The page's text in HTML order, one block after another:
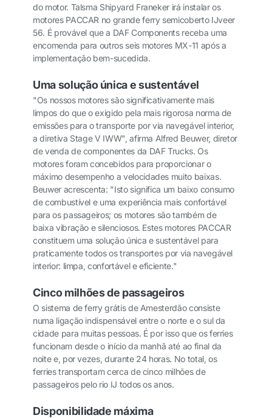
do motor. Talsma Shipyard Franeker irá instalar os
motores PACCAR no grande ferry semicoberto IJveer
56. É provável que a DAF Components receba uma
encomenda para outros seis motores MX-11 após a
implementação bem-sucedida.
Uma solução única e sustentável
"Os nossos motores são significativamente mais
limpos do que o exigido pela mais rigorosa norma de
emissões para o transporte por via navegável interior,
a diretiva Stage V IWW", afirma Alfred Beuwer, diretor
de venda de componentes da DAF Trucks. Os
motores foram concebidos para proporcionar o
máximo desempenho a velocidades muito baixas.
Beuwer acrescenta: "Isto significa um baixo consumo
de combustível e uma experiência mais confortável
para os passageiros; os motores são também de
baixa vibração e silenciosos. Estes motores PACCAR
constituem uma solução única e sustentável para
praticamente todos os transportes por via navegável
interior: limpa, confortável e eficiente."
Cinco milhões de passageiros
O sistema de ferry grátis de Amesterdão consiste
numa ligação indispensável entre o norte e o sul da
cidade para muitas pessoas. É por isso que os ferries
funcionam desde o início da manhã até ao final da
noite e, por vezes, durante 24 horas. No total, os
ferries transportam cerca de cinco milhões de
passageiros pelo rio IJ todos os anos.
Disponibilidade máxima